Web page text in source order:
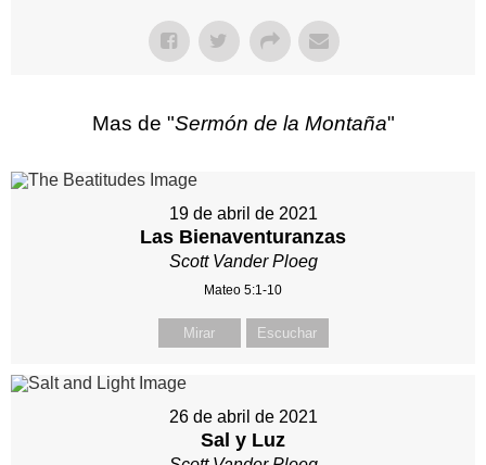
Mas de "Sermón de la Montaña"
19 de abril de 2021
Las Bienaventuranzas
Scott Vander Ploeg
Mateo 5:1-10
Mirar Escuchar
26 de abril de 2021
Sal y Luz